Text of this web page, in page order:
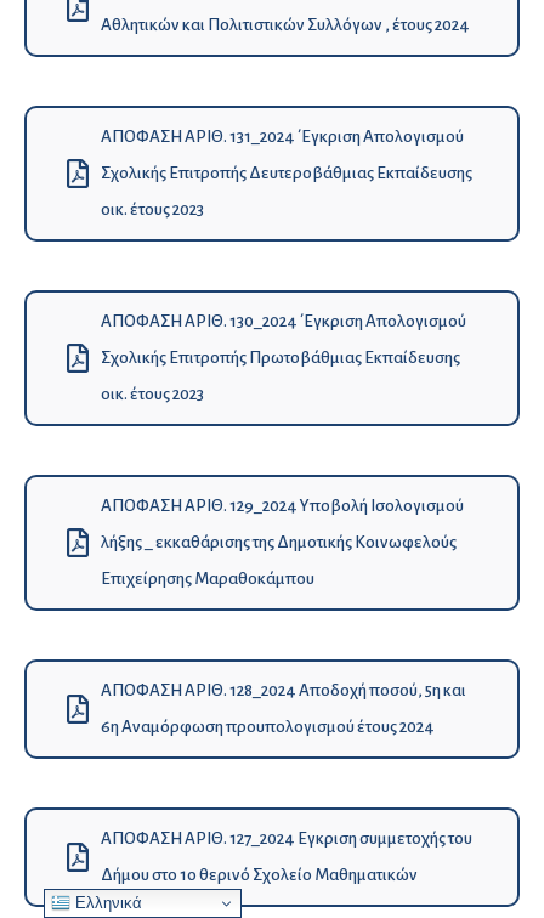
Αθλητικών και Πολιτιστικών Συλλόγων , έτους 2024
ΑΠΟΦΑΣΗ ΑΡΙΘ. 131_2024 ΄Εγκριση Απολογισμού
Σχολικής Επιτροπής Δευτεροβάθμιας Εκπαίδευσης
οικ. έτους 2023
ΑΠΟΦΑΣΗ ΑΡΙΘ. 130_2024 ΄Εγκριση Απολογισμού
Σχολικής Επιτροπής Πρωτοβάθμιας Εκπαίδευσης
οικ. έτους 2023
ΑΠΟΦΑΣΗ ΑΡΙΘ. 129_2024 Υποβολή Ισολογισμού
λήξης _ εκκαθάρισης της Δημοτικής Κοινωφελούς
Επιχείρησης Μαραθοκάμπου
ΑΠΟΦΑΣΗ ΑΡΙΘ. 128_2024 Aποδοχή ποσού, 5η και
6η Αναμόρφωση προυπολογισμού έτους 2024
ΑΠΟΦΑΣΗ ΑΡΙΘ. 127_2024 Εγκριση συμμετοχής του
Δήμου στο 1ο θερινό Σχολείο Μαθηματικών
Ελληνικά